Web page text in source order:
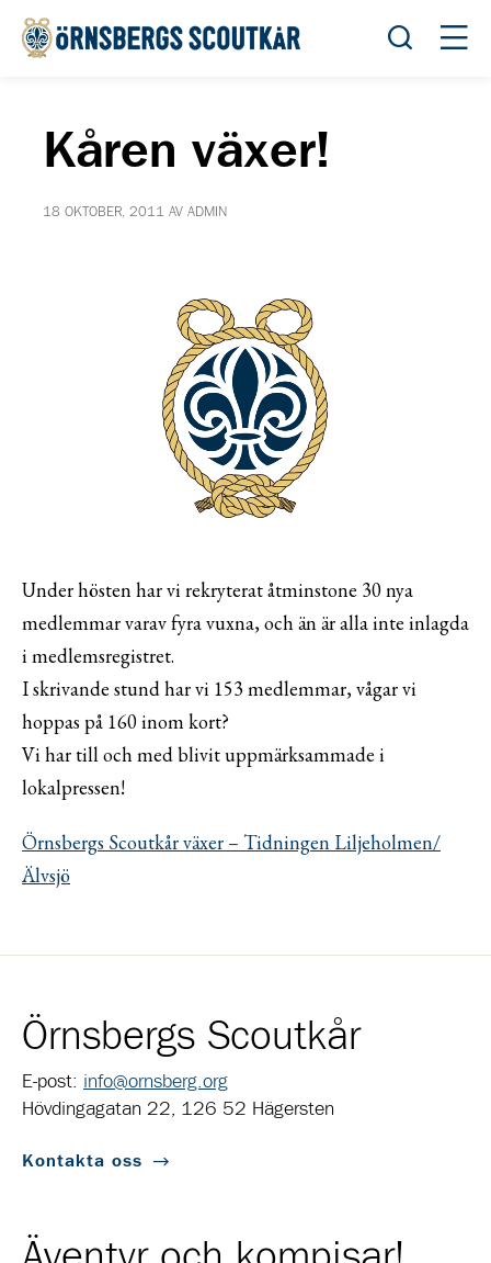
Öppna
Kåren växer!
18 OKTOBER, 2011 AV ADMIN
Under hösten har vi rekryterat åtminstone 30 nya
medlemmar varav fyra vuxna, och än är alla inte inlagda
i medlemsregistret.
I skrivande stund har vi 153 medlemmar, vågar vi
hoppas på 160 inom kort?
Vi har till och med blivit uppmärksammade i
lokalpressen!
Örnsbergs Scoutkår växer – Tidningen Liljeholmen/
Älvsjö
Örnsbergs Scoutkår
E-post: info@ornsberg.org
Hövdingagatan 22, 126 52 Hägersten
Kontakta oss